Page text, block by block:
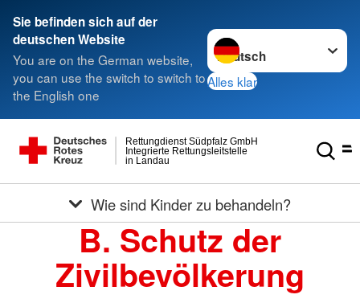
Sie befinden sich auf der
deutschen Website
You are on the German website,
you can use the switch to switch to
the English one
Sprache wechseln zu
Alles klar
in Landau
Integrierte Rettungsleitstelle
Rettungdienst Südpfalz GmbH
Wie sind Kinder zu behandeln?
B. Schutz der
Zivilbevölkerung